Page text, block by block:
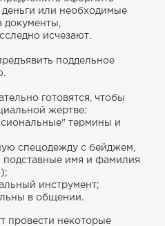
или необходимые
документы,
исчезают.
поддельное
готовятся, чтобы
жертве:
термины и
спецодежду с бейджем,
подставные имя и фамилия
инструмент;
в общении.
провести некоторые